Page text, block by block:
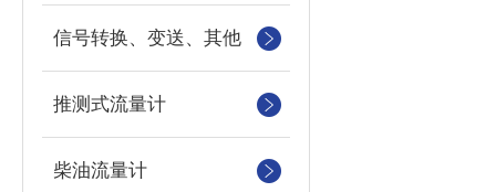
信号转换、变送、其他
推测式流量计
柴油流量计